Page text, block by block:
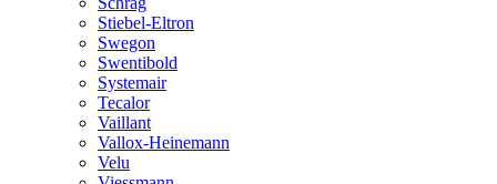
Stiebel-Eltron
Swegon
Swentibold
Systemair
Tecalor
Vaillant
Vallox-Heinemann
Velu